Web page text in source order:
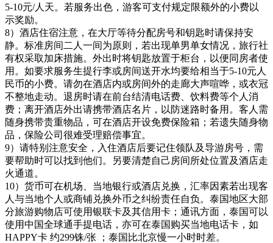
5-10元/人天。若服务出色，游客可支付规定限额外的小费以
示奖励。
8）酒店住宿注意，在大厅等待分配房号和钥匙时请保持安
静。标准房间二人一间为原则，若出现单男单女情况，旅行社
有权采取加床措施。外出时将钥匙放置于柜台，以便同房者使
用。如要求服务生提行李或房间送开水均要给相当于5-10元人
民币的小费。请勿在酒店内或房间外的走廊大声喧哗，或衣冠
不整地走动。退房时请在前台结清电话费、饮料费等个人消
费；离开酒店外出请携带酒店名片，以防迷路时备用。客人需
随身携带贵重物品，可在酒店开设免费保险箱；若遗失随身物
品，保险公司很难受理赔偿事宜。
9）请特别注意安全，入住酒店后要记住领队及导游房号，需
要帮助时可以找到他们。另要清楚自己房间所处位置及酒店走
火通道。
10）货币可在机场、当地银行或酒店兑换，汇率因素若出现客
人与当地个人或商铺兑换外币之纠纷责任自负。泰国地区大部
分旅游购物店可使用银联卡及其信用卡；通讯方面，泰国可以
使用中国全球通手提电话，亦可在泰国购买当地电话卡，如
HAPPY卡 约299铢/张 ；泰国比北京慢一小时时差。